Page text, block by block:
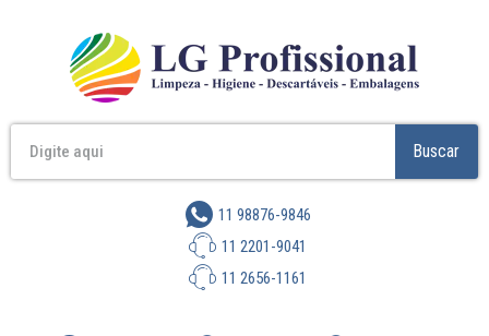
Buscar
11 98876-9846
11 2201-9041
11 2656-1161